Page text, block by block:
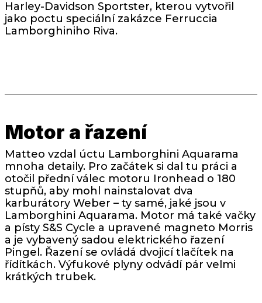
Harley-Davidson Sportster, kterou vytvořil
jako poctu speciální zakázce Ferruccia
Lamborghiniho Riva.
Motor a řazení
Matteo vzdal úctu Lamborghini Aquarama
mnoha detaily. Pro začátek si dal tu práci a
otočil přední válec motoru Ironhead o 180
stupňů, aby mohl nainstalovat dva
karburátory Weber – ty samé, jaké jsou v
Lamborghini Aquarama. Motor má také vačky
a písty S&S Cycle a upravené magneto Morris
a je vybavený sadou elektrického řazení
Pingel. Řazení se ovládá dvojicí tlačítek na
řídítkách. Výfukové plyny odvádí pár velmi
krátkých trubek.